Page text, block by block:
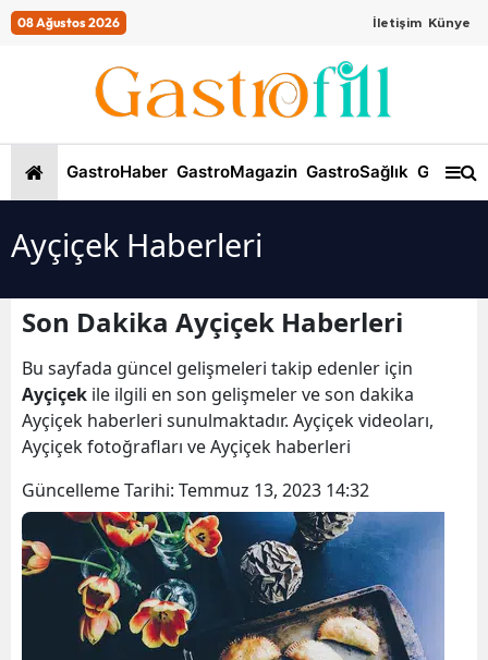
08 Ağustos 2026 İletişim Künye
GastroHaber GastroMagazin GastroSağlık
Ayçiçek Haberleri
Son Dakika Ayçiçek Haberleri
Bu sayfada güncel gelişmeleri takip edenler için
Ayçiçek ile ilgili en son gelişmeler ve son dakika
Ayçiçek haberleri sunulmaktadır. Ayçiçek videoları,
Ayçiçek fotoğrafları ve Ayçiçek haberleri
Güncelleme Tarihi: Temmuz 13, 2023 14:32